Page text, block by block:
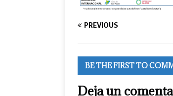
PREVIOUS
BE THE FIRST TO
Deja un